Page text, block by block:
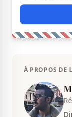
À PROPOS DE